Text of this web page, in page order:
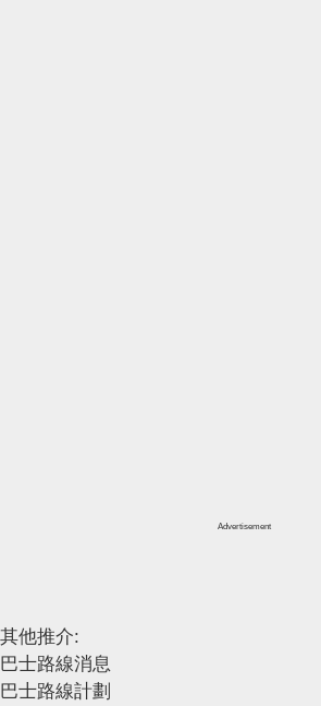
Advertisement
其他推介:
巴士路線消息
巴士路線計劃